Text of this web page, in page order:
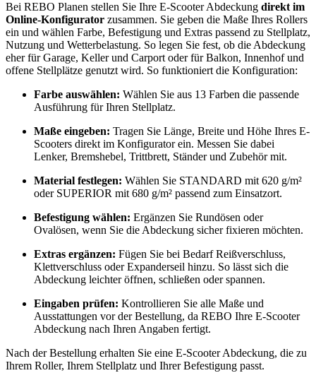
Bei REBO Planen stellen Sie Ihre E-Scooter Abdeckung direkt im
Online-Konfigurator zusammen. Sie geben die Maße Ihres Rollers
ein und wählen Farbe, Befestigung und Extras passend zu Stellplatz,
Nutzung und Wetterbelastung. So legen Sie fest, ob die Abdeckung
eher für Garage, Keller und Carport oder für Balkon, Innenhof und
offene Stellplätze genutzt wird. So funktioniert die Konfiguration:
Farbe auswählen: Wählen Sie aus 13 Farben die passende
Ausführung für Ihren Stellplatz.
Maße eingeben: Tragen Sie Länge, Breite und Höhe Ihres E-
Scooters direkt im Konfigurator ein. Messen Sie dabei
Lenker, Bremshebel, Trittbrett, Ständer und Zubehör mit.
Material festlegen: Wählen Sie STANDARD mit 620 g/m²
oder SUPERIOR mit 680 g/m² passend zum Einsatzort.
Befestigung wählen: Ergänzen Sie Rundösen oder
Ovalösen, wenn Sie die Abdeckung sicher fixieren möchten.
Extras ergänzen: Fügen Sie bei Bedarf Reißverschluss,
Klettverschluss oder Expanderseil hinzu. So lässt sich die
Abdeckung leichter öffnen, schließen oder spannen.
Eingaben prüfen: Kontrollieren Sie alle Maße und
Ausstattungen vor der Bestellung, da REBO Ihre E-Scooter
Abdeckung nach Ihren Angaben fertigt.
Nach der Bestellung erhalten Sie eine E-Scooter Abdeckung, die zu
Ihrem Roller, Ihrem Stellplatz und Ihrer Befestigung passt.